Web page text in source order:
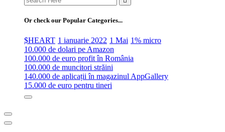
for:
Or check our Popular Categories...
$HEART 1 ianuarie 2022 1 Mai 1% micro
10.000 de dolari pe Amazon
100.000 de euro profit în România
100.000 de muncitori străini
140.000 de aplicații în magazinul AppGallery
15.000 de euro pentru tineri